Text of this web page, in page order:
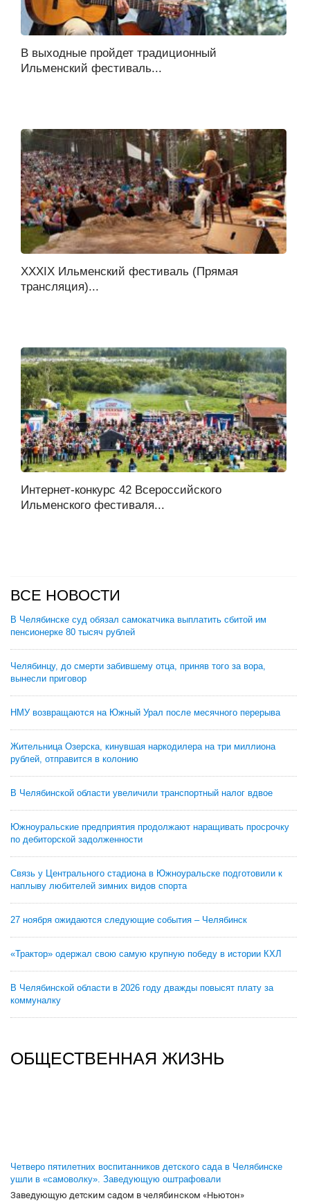
В выходные пройдет традиционный
Ильменский фестиваль...
XXXIX Ильменский фестиваль (Прямая
трансляция)...
Интернет-конкурс 42 Всероссийского
Ильменского фестиваля...
ВСЕ НОВОСТИ
В Челябинске суд обязал самокатчика выплатить сбитой им
пенсионерке 80 тысяч рублей
Челябинцу, до смерти забившему отца, приняв того за вора,
вынесли приговор
НМУ возвращаются на Южный Урал после месячного перерыва
Жительница Озерска, кинувшая наркодилера на три миллиона
рублей, отправится в колонию
В Челябинской области увеличили транспортный налог вдвое
Южноуральские предприятия продолжают наращивать просрочку
по дебиторской задолженности
Связь у Центрального стадиона в Южноуральске подготовили к
наплыву любителей зимних видов спорта
27 ноября ожидаются следующие события – Челябинск
«Трактор» одержал свою самую крупную победу в истории КХЛ
В Челябинской области в 2026 году дважды повысят плату за
коммуналку
ОБЩЕСТВЕННАЯ ЖИЗНЬ
Четверо пятилетних воспитанников детского сада в Челябинске
ушли в «самоволку». Заведующую оштрафовали
Заведующую детским садом в челябинском «Ньютон»